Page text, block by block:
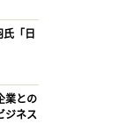
氏「日
業との
ジネス